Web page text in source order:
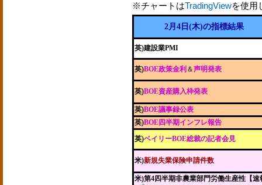
※チャートはTradingViewを使用
2月4日(木)の指標結果
英)建設業PMI
英)BOE政策金利 ＆声明発表
英)BOE資産購入枠発表
英)BOE議事録公表
英)BOE四半期インフレ報告
英)ベイリーBOE総裁の記者会見
米)新規失業保険申請件数
米)第4四半期非農業部門労働生産性【速